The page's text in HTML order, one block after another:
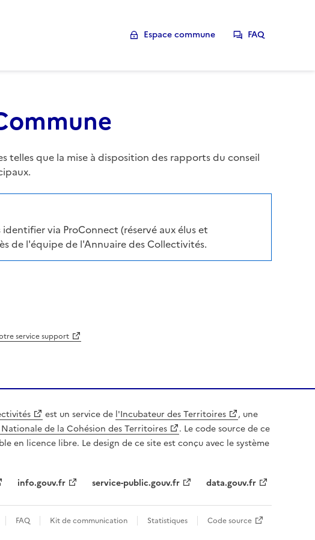
Espace commune FAQ
telles que la mise à disposition des rapports du conseil
via ProConnect (réservé aux élus et
de l'équipe de l'Annuaire des Collectivités.
service support
est un service de l'Incubateur des Territoires
, une
de la Cohésion des Territoires
. Le code source de ce
en licence libre. Le design de ce site est conçu avec le système
info.gouv.fr service-public.gouv.fr data.gouv.fr
FAQ Kit de communication Statistiques Code source